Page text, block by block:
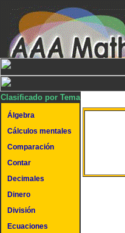
Clasificado por Tema
Álgebra
Cálculos mentales
Comparación
Contar
Decimales
Dinero
División
Ecuaciones